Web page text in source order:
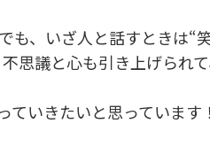
も、いざ人と話すときは“
思議と心も引き上げられて
いきたいと思っています！